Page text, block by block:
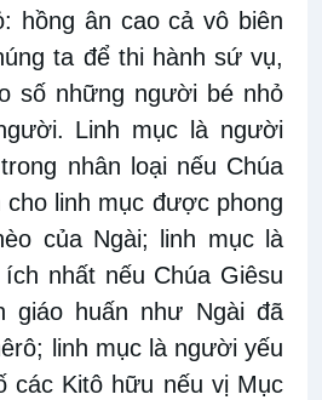
hồng ân cao cả vô biên
ta để thi hành sứ vụ,
số những người bé nhỏ
Linh mục là người
nhân loại nếu Chúa
cho linh mục được phong
của Ngài; linh mục là
nhất nếu Chúa Giêsu
giáo huấn như Ngài đã
linh mục là người yếu
các Kitô hữu nếu vị Mục